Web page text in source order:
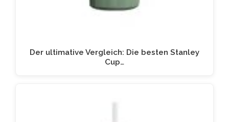
Der ultimative Vergleich: Die besten Stanley
Cup…